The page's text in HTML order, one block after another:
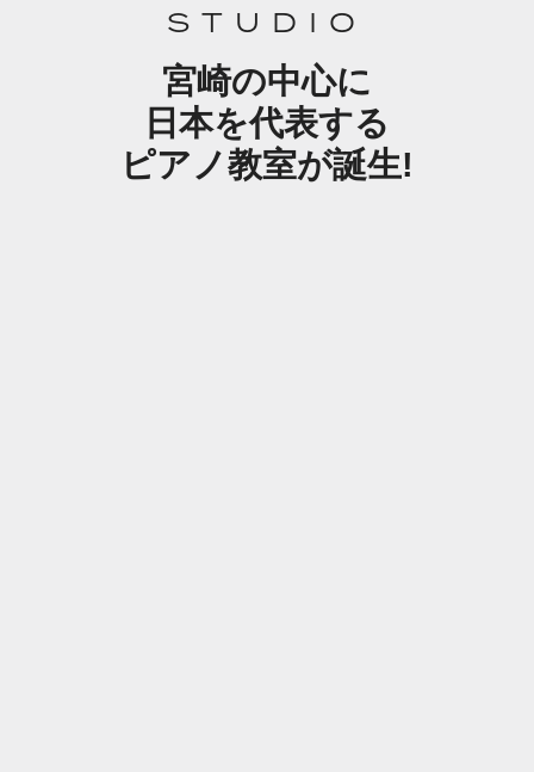
STUDIO
宮崎の中心に
日本を代表する
ピアノ教室が誕生!